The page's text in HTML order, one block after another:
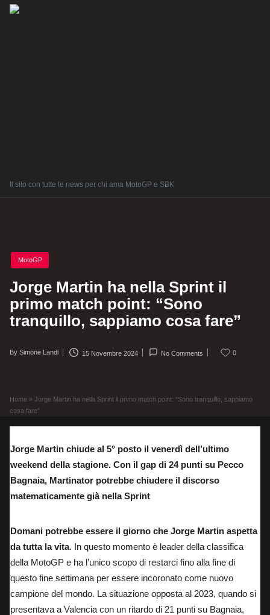
Il sito con tutte le news per chi ama MotoGP e SBK
Posted
in
MotoGP
Jorge Martin ha nella Sprint il
primo match point: “Sono
tranquillo, sappiamo cosa fare”
Posted
By Simone Landi 15 Novembre 2024 No Comments 0
Home » Jorge Martin ha nella Sprint il primo match point: “Sono tranquillo, sappiamo
cosa fare”
Jorge Martin chiude al 5° posto il venerdì dell’ultimo
weekend della stagione. Con il gap di 24 punti su Pecco
Bagnaia, Martinator potrebbe chiudere il discorso
matematicamente già nella Sprint
Domani potrebbe essere il giorno che Jorge Martin aspetta
da tutta la vita. In questo momento è leader della classifica
della MotoGP e ha l’unico scopo di restarci fino alla fine di
questo fine settimana per essere incoronato come nuovo
campione del mondo. La situazione opposta al 2023, quando si
presentava a Valencia con un ritardo di 21 punti su Bagnaia,